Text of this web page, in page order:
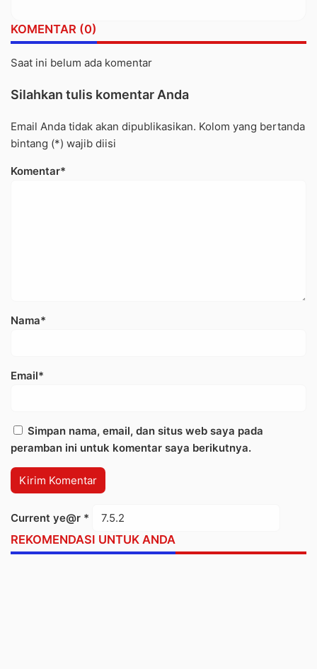
KOMENTAR (0)
Saat ini belum ada komentar
Silahkan tulis komentar Anda
Email Anda tidak akan dipublikasikan. Kolom yang bertanda
bintang (*) wajib diisi
Komentar*
Nama*
Email*
Simpan nama, email, dan situs web saya pada
peramban ini untuk komentar saya berikutnya.
Current ye@r *
REKOMENDASI UNTUK ANDA